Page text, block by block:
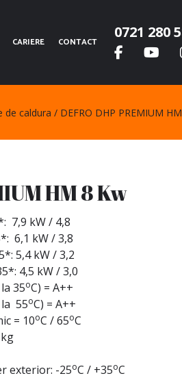
CARIERE CONTACT
0721 280
de caldura DEFRO DHP PREMIUM
HM 8 Kw
7,9 kW / 4,8
6,1 kW / 3,8
5,4 kW / 3,2
4,5 kW / 3,0
35oC) = A++
55oC) = A++
= 10oC / 65oC
exterior: -25oC / +35oC